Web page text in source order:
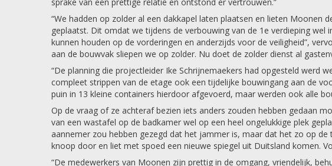
“We hadden op zolder al een dakkapel laten plaatsen en lieten Moonen
geplaatst. Dit omdat we tijdens de verbouwing van de 1e verdieping
kunnen houden op de vorderingen en anderzijds voor de veiligheid”,
aan de bouwvak sliepen we op zolder. Nu doet de zolder dienst al
“De planning die projectleider Ike Schrijnemaekers had opgesteld werd
compleet strippen van de etage ook een tijdelijke bouwingang aan de
puin in 13 kleine containers hierdoor afgevoerd, maar werden ook alle
Op de vraag of ze achteraf bezien iets anders zouden hebben gedaan
van een wastafel op de badkamer wel op een heel ongelukkige plek
aannemer zou hebben gezegd dat het jammer is, maar dat het zo op
knoop door en liet met spoed een nieuwe spiegel uit Duitsland komen.
“De medewerkers van Moonen zijn prettig in de omgang, vriendelijk,